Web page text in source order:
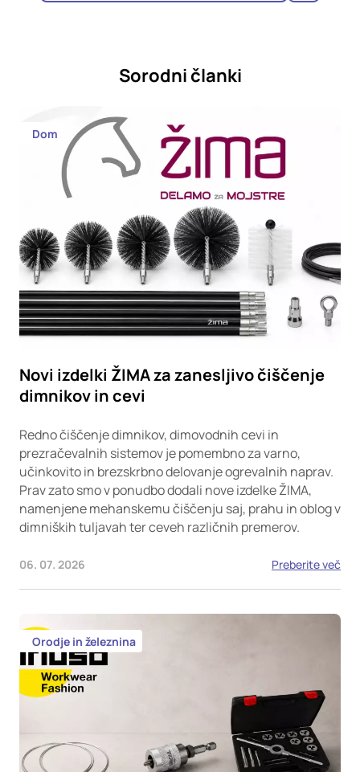
Sorodni članki
Dom
Novi izdelki ŽIMA za zanesljivo čiščenje
dimnikov in cevi
Redno čiščenje dimnikov, dimovodnih cevi in
prezračevalnih sistemov je pomembno za varno,
učinkovito in brezskrbno delovanje ogrevalnih naprav.
Prav zato smo v ponudbo dodali nove izdelke ŽIMA,
namenjene mehanskemu čiščenju saj, prahu in oblog v
dimniških tuljavah ter ceveh različnih premerov.
06. 07. 2026 Preberite več
Orodje in železnina